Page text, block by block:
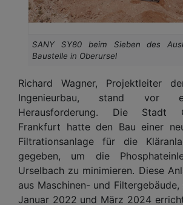
SANY SY80 beim Sieben des
Baustelle in Oberursel
Richard Wagner, Projektleiter
Ingenieurbau, stand vor
Herausforderung. Die Stadt
Frankfurt hatte den Bau einer
Filtrationsanlage für die
gegeben, um die
Urselbach zu minimieren. Diese
aus Maschinen- und
Januar 2022 und März 2024